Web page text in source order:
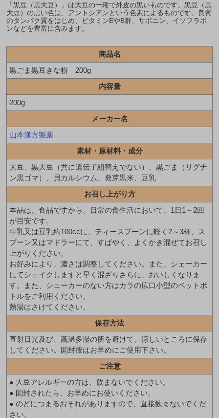
「黒豆（黒大豆）」は大豆の一種で外皮の黒いものです。黒豆（黒
大豆）の黒い色は、アントシアンという色素によるものです。良質
のタンパク質をはじめ、ビタミンEやB群、サポニン、イソフラボ
ンなどを豊富に含みます。
商品名
黒ごま黒豆きな粉 200g
内容量
200g
メーカー名
山本漢方製薬
素材・原材料・成分
大豆、黒大豆（共に遺伝子組替えでない）、黒ごま（リグナ
ン黒ゴマ）、貝カルシウム、発芽黒米、豆乳
お召し上がり方
本品は、食品ですから、日常の食生活において、1日1～2回
が目安です。
牛乳又は豆乳約100ccに、ティースプーンに軽く2～3杯、ス
プーン又はマドラーにて、すばやく、よくかき混ぜてお召し
上がりください。
お好みにより、濃さは調整してください。また、シェーカー
にてシェイクしますと早く混ざりさらに、おいしくなりま
す。また、シェーカーのない方はカラの広口小型のペットボ
トルをご利用ください。
熱湯はさけてください。
保存方法
直射日光及び、高温多湿の所を避けて、涼しいところに保存
してください。開封後はお早めにご使用下さい。
ご注意
● 大豆アレルギーの方は、飲まないでください。
● 開封されたら、お早めにお使いください。
● のどにつまるおそれがありますので、直接飲まないでくだ
さい。